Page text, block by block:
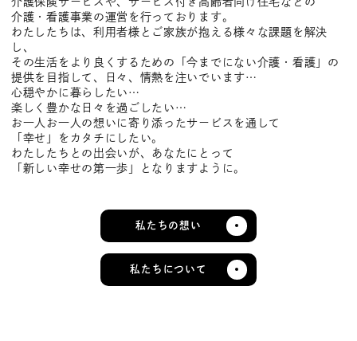
介護・看護事業の運営を行っております。
わたしたちは、利用者様とご家族が抱える様々な課題を解決
し、
その生活をより良くするための「今までにない介護・看護」の
提供を目指して、日々、情熱を注いでいます…
心穏やかに暮らしたい…
楽しく豊かな日々を過ごしたい…
お一人お一人の想いに寄り添ったサービスを通して
「幸せ」をカタチにしたい。
わたしたちとの出会いが、あなたにとって
「新しい幸せの第一歩」となりますように。
私たちの想い
私たちについて